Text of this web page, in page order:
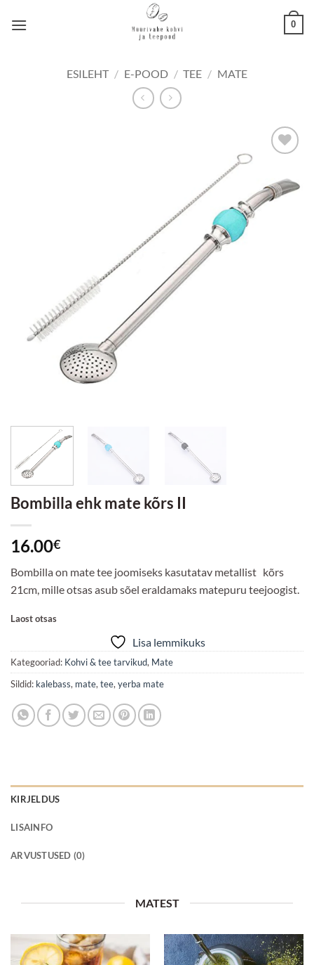
0
ESILEHT / E-POOD / TEE / MATE
lemmikuks
Bombilla ehk mate kõrs II
16.00€
Bombilla on mate tee joomiseks kasutatav metallist kõrs
21cm, mille otsas asub sõel eraldamaks matepuru teejoogist.
Laost otsas
Lisa lemmikuks
Kategooriad: Kohvi & tee tarvikud, Mate
Sildid: kalebass, mate, tee, yerba mate
KIRJELDUS
LISAINFO
ARVUSTUSED (0)
MATEST